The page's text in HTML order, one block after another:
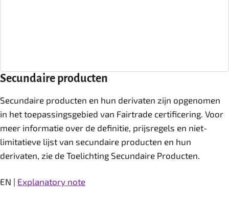
Secundaire producten
Secundaire producten en hun derivaten zijn opgenomen
in het toepassingsgebied van Fairtrade certificering. Voor
meer informatie over de definitie, prijsregels en niet-
limitatieve lijst van secundaire producten en hun
derivaten, zie de Toelichting Secundaire Producten.
EN | Explanatory note